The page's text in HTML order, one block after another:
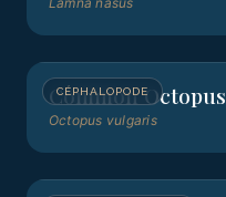
CÉPHALOPODE
Common Octopus
Octopus vulgaris